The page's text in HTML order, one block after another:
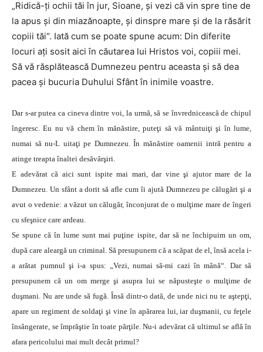
„Ridică-ţi ochii tăi în jur, Sioane, şi vezi că vin spre tine de
la apus şi din miazănoapte, şi dinspre mare şi de la răsărit
copiii tăi“. Iată cum se poate spune acum: Din diferite
locuri aţi sosit aici în căutarea lui Hristos voi, copiii mei.
Să vă răsplătească Dumnezeu pentru aceasta şi să dea
pacea şi bucuria Duhului Sfânt în inimile voastre.
Dar s-ar putea ca cineva dintre voi, la urmă, să se învrednicească de chipul
îngeresc. Eu nu vă chem în mănăstire, puteţi să vă mântuiţi şi în lume,
numai să nu-L uitaţi pe Dumnezeu. În mănăstire oamenii intră pentru a
atinge treapta înaltei desăvârşiri.
E adevărat că aici sunt ispite mai mari, dar vine şi ajutor mare de la
Dumnezeu. Un sfânt a dorit să afle cum îi ajută Dumnezeu pe călugări şi a
avut o vedenie: a văzut un călugăr, înconjurat de o mulţime mare de îngeri
cu sfeşnice care ardeau.
Se spune că în lume sunt mai puţine ispite, dar să ne închipuim un om,
după care aleargă un criminal. Să presupunem că a scăpat de el, însă acela i-
a arătat pumnul şi i-a spus: „Vezi, numai să-mi cazi în mână“. Dar să
presupunem că un om merge şi asupra lui se năpusteşte o mulţime de
duşmani. Nu are unde să fugă. Însă dintr-o dată, de unde nici nu te aştepţi,
apare un regiment de soldaţi şi vine în apărarea lui, iar duşmanii, cu feţele
însângerate, se împrăştie în toate părţile. Nu-i adevărat că ultimul se află în
afara pericolului mai mult decât primul?